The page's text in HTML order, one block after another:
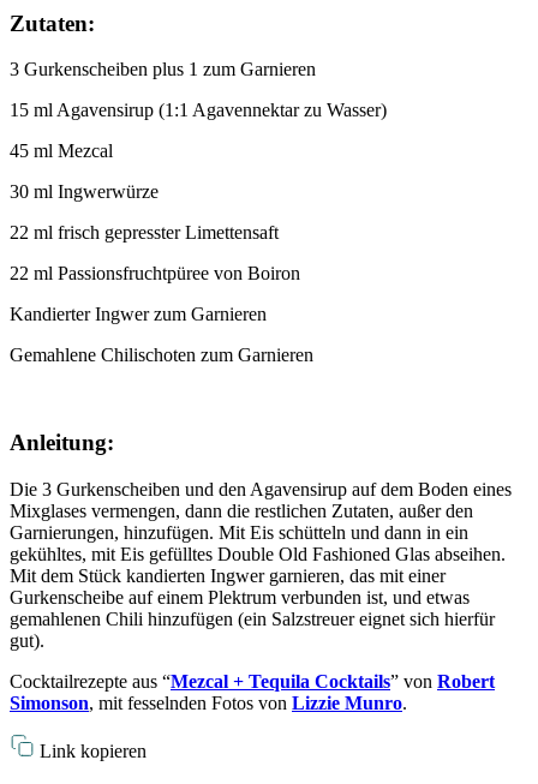
Zutaten:
3 Gurkenscheiben plus 1 zum Garnieren
15 ml Agavensirup (1:1 Agavennektar zu Wasser)
45 ml Mezcal
30 ml Ingwerwürze
22 ml frisch gepresster Limettensaft
22 ml Passionsfruchtpüree von Boiron
Kandierter Ingwer zum Garnieren
Gemahlene Chilischoten zum Garnieren
Anleitung:
Die 3 Gurkenscheiben und den Agavensirup auf dem Boden eines
Mixglases vermengen, dann die restlichen Zutaten, außer den
Garnierungen, hinzufügen. Mit Eis schütteln und dann in ein
gekühltes, mit Eis gefülltes Double Old Fashioned Glas abseihen.
Mit dem Stück kandierten Ingwer garnieren, das mit einer
Gurkenscheibe auf einem Plektrum verbunden ist, und etwas
gemahlenen Chili hinzufügen (ein Salzstreuer eignet sich hierfür
gut).
Cocktailrezepte aus “Mezcal + Tequila Cocktails” von Robert
Simonson, mit fesselnden Fotos von Lizzie Munro.
Link kopieren